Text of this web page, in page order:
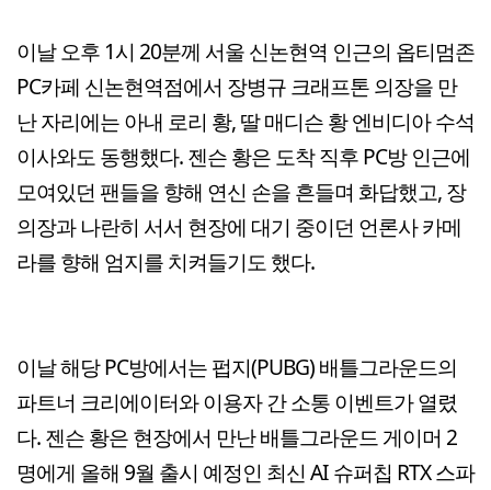
이날 오후 1시 20분께 서울 신논현역 인근의 옵티멈존
PC카페 신논현역점에서 장병규 크래프톤 의장을 만
난 자리에는 아내 로리 황, 딸 매디슨 황 엔비디아 수석
이사와도 동행했다. 젠슨 황은 도착 직후 PC방 인근에
모여있던 팬들을 향해 연신 손을 흔들며 화답했고, 장
의장과 나란히 서서 현장에 대기 중이던 언론사 카메
라를 향해 엄지를 치켜들기도 했다.
이날 해당 PC방에서는 펍지(PUBG) 배틀그라운드의
파트너 크리에이터와 이용자 간 소통 이벤트가 열렸
다. 젠슨 황은 현장에서 만난 배틀그라운드 게이머 2
명에게 올해 9월 출시 예정인 최신 AI 슈퍼칩 RTX 스파